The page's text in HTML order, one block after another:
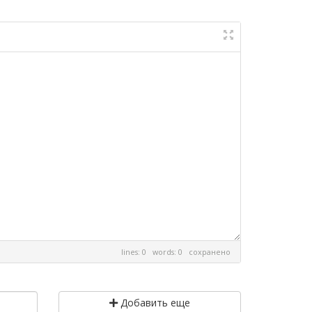
lines: 0 words: 0 сохранено
Добавить еще